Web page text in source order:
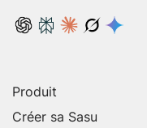
Produit
Créer sa Sasu